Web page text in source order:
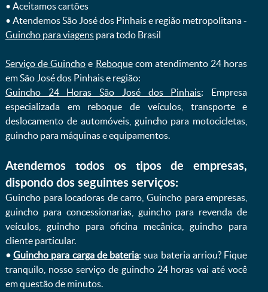
ㅤㅤ• Aceitamos cartões
ㅤㅤ• Atendemos São José dos Pinhais e região metropolitana -
Guincho para viagenspara todo Brasil
Serviço de Guincho e Reboquecom atendimento 24 horas
em São José dos Pinhais e região:
Guincho 24 Horas São José dos Pinhais: Empresa
especializada em reboque de veículos, transporte e
deslocamento de automóveis, guincho para motocicletas,
guincho para máquinas e equipamentos.
Atendemos todos os tipos de empresas,
dispondo dos seguintes serviços:
Guincho para locadoras de carro, Guincho para empresas,
guincho para concessionarias, guincho para revenda de
veículos, guincho para oficina mecânica, guincho para
cliente particular.
•Guincho para carga de bateria: sua bateria arriou? Fique
tranquilo, nosso serviço de guincho 24 horas vai até você
em questão de minutos.